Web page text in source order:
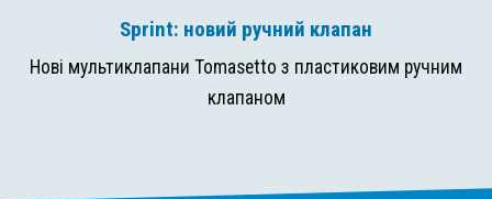
Sprint: новий ручний клапан
Нові мультиклапани Tomasetto з пластиковим ручним
клапаном